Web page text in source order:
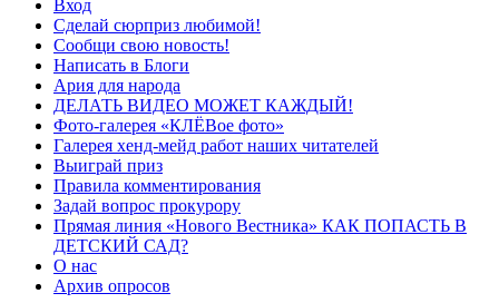
Вход
Сделай сюрприз любимой!
Сообщи свою новость!
Написать в Блоги
Ария для народа
ДЕЛАТЬ ВИДЕО МОЖЕТ КАЖДЫЙ!
Фото-галерея «КЛЁВое фото»
Галерея хенд-мейд работ наших читателей
Выиграй приз
Правила комментирования
Задай вопрос прокурору
Прямая линия «Нового Вестника» КАК ПОПАСТЬ В
ДЕТСКИЙ САД?
О нас
Архив опросов